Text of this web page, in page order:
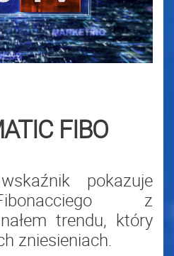
FIBO
pokazuje
z
trendu, który
zniesieniach.